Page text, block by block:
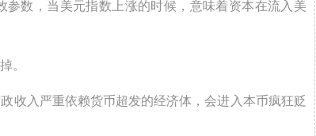
数，当美元指数上涨的时候，意味着资本在流入美
。
收入严重依赖货币超发的经济体，会进入本币疯狂贬